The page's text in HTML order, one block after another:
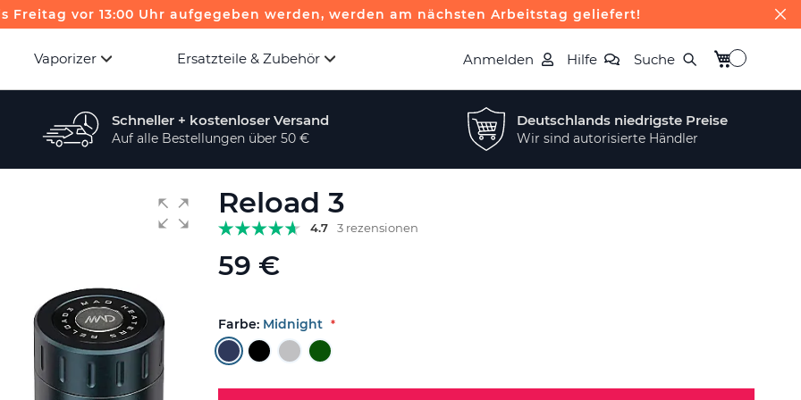
Freitag vor 13:00 Uhr aufgegeben werden, werden am nächsten Arbeitstag geliefert!
Vaporizer Ersatzteile & Zubehör Anmelden Hilfe Suche Mein
Schneller + kostenloser Versand
Auf alle Bestellungen über 50 €
Deutschlands niedrigste Preise
Wir sind autorisierte Händler
Reload 3
4.7 3 rezensionen
59 €
Farbe: Midnight